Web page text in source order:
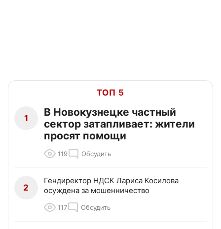
ТОП 5
1
В Новокузнецке частный
сектор затапливает: жители
просят помощи
119 Обсудить
2
Гендиректор НДСК Лариса Косилова
осуждена за мошенничество
117 Обсудить